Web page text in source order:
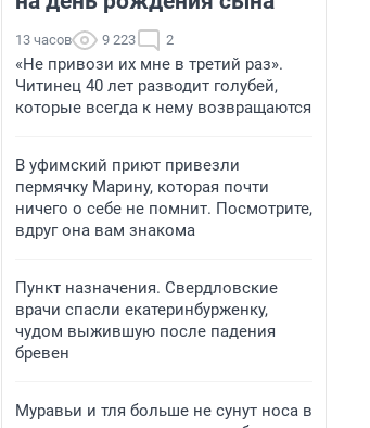
13 часов 9 223 2
«Не привози их мне в третий раз».
Читинец 40 лет разводит голубей,
которые всегда к нему возвращаются
В уфимский приют привезли
пермячку Марину, которая почти
ничего о себе не помнит. Посмотрите,
вдруг она вам знакома
Пункт назначения. Свердловские
врачи спасли екатеринбурженку,
чудом выжившую после падения
бревен
Муравьи и тля больше не сунут носа в